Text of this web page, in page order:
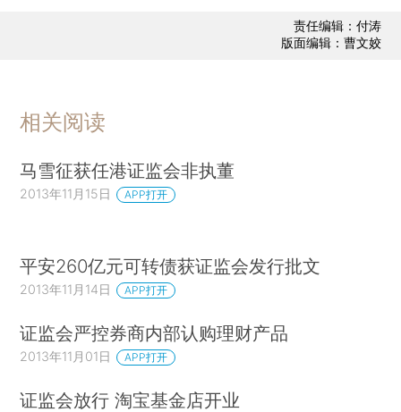
责任编辑：付涛
版面编辑：曹文姣
相关阅读
马雪征获任港证监会非执董
2013年11月15日 APP打开
平安260亿元可转债获证监会发行批文
2013年11月14日 APP打开
证监会严控券商内部认购理财产品
2013年11月01日 APP打开
证监会放行 淘宝基金店开业